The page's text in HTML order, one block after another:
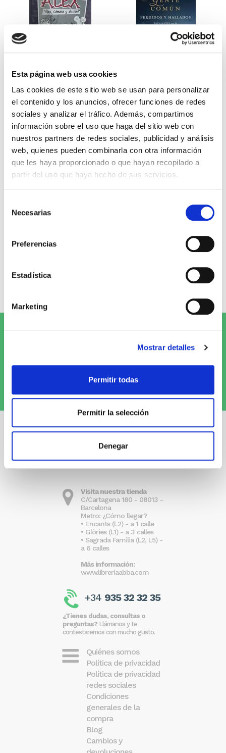
Esta página web usa cookies
Las cookies de este sitio web se usan para personalizar
el contenido y los anuncios, ofrecer funciones de redes
sociales y analizar el tráfico. Además, compartimos
información sobre el uso que haga del sitio web con
nuestros partners de redes sociales, publicidad y análisis
web, quienes pueden combinarla con otra información
que les haya proporcionado o que hayan recopilado a
partir del uso que haya hecho de sus servicios.
Necesarias
Preferencias
Estadística
Marketing
Mostrar detalles
Permitir todas
Permitir la selección
Denegar
El diario de Álex 3: ¡Álex,
cámara y acción!
Miguel Ángel Gómez & Pedro
Garrido
9,99€ 0,50€ (5%)
9,49€
Stock:-
Comprar
Max Lucado
16,00€ 0,80€ (5%)
15,20€
Stock:-
de las novedades!
Visita nuestra tienda
C/Cartagena 180 - 08013 -
Barcelona
Metro: ¿Cómo llegar?
• Encants (L2) - a 1 calle
• Glòries (L1) - a 3 calles
• Sagrada Familia (L2, L5) -
a 6 calles
Más información:
www.libreriaabba.com
+34 935 32 32 35
¿Tienes dudas, consultas o
preguntas? Llámanos y te
contestaremos con mucho gusto.
Quiénes somos
Política de privacidad
Política de privacidad
redes sociales
Condiciones
generales de la
compra
Blog
Cambios y